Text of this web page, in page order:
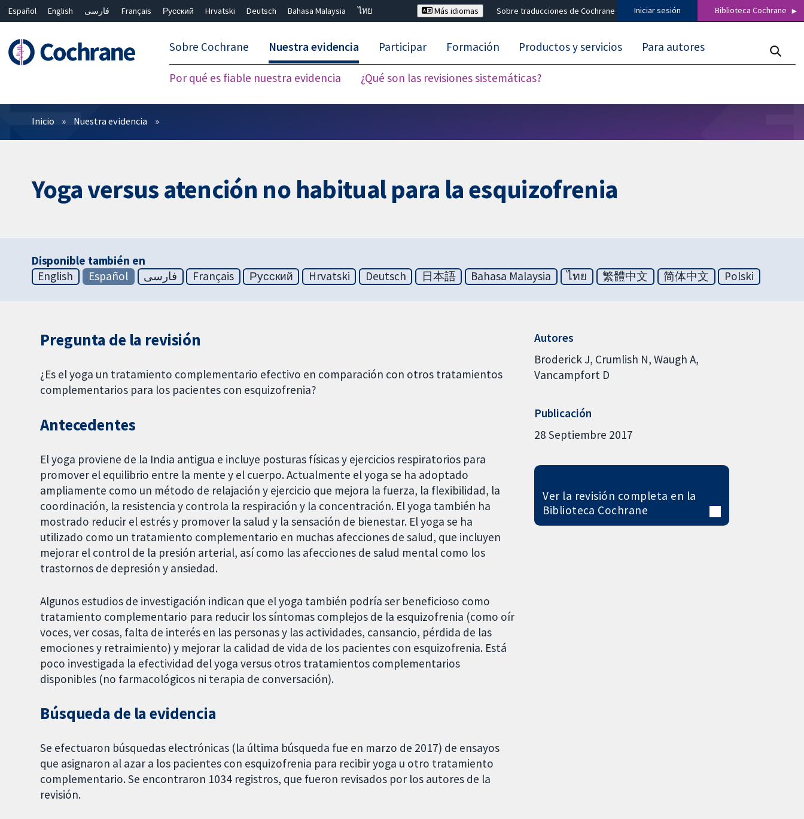
Español English فارسی Français Русский Hrvatski Deutsch Bahasa Malaysia
ไทย
Más idiomas Sobre traducciones de Cochrane Iniciar sesión Biblioteca Cochrane
Sobre Cochrane Nuestra evidencia
Por qué es fiable nuestra evidencia ¿Qué son las revisiones sistemáticas?
Participar Formación Productos y servicios Para autores
Filtros
Inicio Nuestra evidencia
Yoga versus atención no habitual para la esquizofrenia
Disponible también en
English
Español فارسی Français Русский Hrvatski Deutsch 日本語 Bahasa Malaysia ไทย 繁體中文 简体中文 Polski
Pregunta de la revisión
¿Es el yoga un tratamiento complementario efectivo en comparación con otros tratamientos
complementarios para los pacientes con esquizofrenia?
Antecedentes
El yoga proviene de la India antigua e incluye posturas físicas y ejercicios respiratorios para
promover el equilibrio entre la mente y el cuerpo. Actualmente el yoga se ha adoptado
ampliamente como un método de relajación y ejercicio que mejora la fuerza, la flexibilidad, la
coordinación, la resistencia y controla la respiración y la concentración. El yoga también ha
mostrado reducir el estrés y promover la salud y la sensación de bienestar. El yoga se ha
utilizado como un tratamiento complementario en muchas afecciones de salud, que incluyen
mejorar el control de la presión arterial, así como las afecciones de salud mental como los
trastornos de depresión y ansiedad.
Algunos estudios de investigación indican que el yoga también podría ser beneficioso como
tratamiento complementario para reducir los síntomas complejos de la esquizofrenia (como oír
voces, ver cosas, falta de interés en las personas y las actividades, cansancio, pérdida de las
emociones y retraimiento) y mejorar la calidad de vida de los pacientes con esquizofrenia. Está
poco investigada la efectividad del yoga versus otros tratamientos complementarios
disponibles (no farmacológicos ni terapia de conversación).
Búsqueda de la evidencia
Se efectuaron búsquedas electrónicas (la última búsqueda fue en marzo de 2017) de ensayos
que asignaron al azar a los pacientes con esquizofrenia para recibir yoga u otro tratamiento
complementario. Se encontraron 1034 registros, que fueron revisados por los autores de la
revisión.
Autores
Broderick J Crumlish N Waugh A
Vancampfort D
Publicación
28 Septiembre 2017
Ver la revisión completa en la
Biblioteca Cochrane